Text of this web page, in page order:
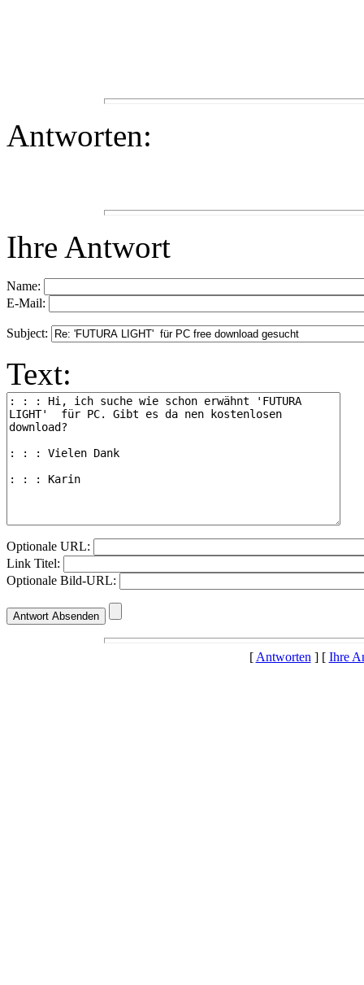
Antworten:
Ihre Antwort
Name:
E-Mail:
Subject:
Text:
Optionale URL:
Link Titel:
Optionale Bild-URL:
[Antworten] [ Ihre